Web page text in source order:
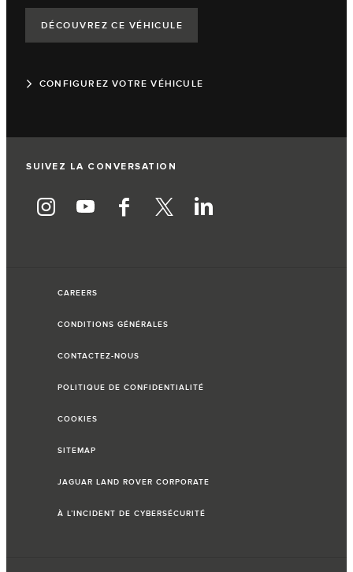
DÉCOUVREZ CE VÉHICULE
CONFIGUREZ VOTRE VÉHICULE
SUIVEZ LA CONVERSATION
CAREERS
CONDITIONS GÉNÉRALES
CONTACTEZ-NOUS
POLITIQUE DE CONFIDENTIALITÉ
COOKIES
SITEMAP
JAGUAR LAND ROVER CORPORATE
À L’INCIDENT DE CYBERSÉCURITÉ